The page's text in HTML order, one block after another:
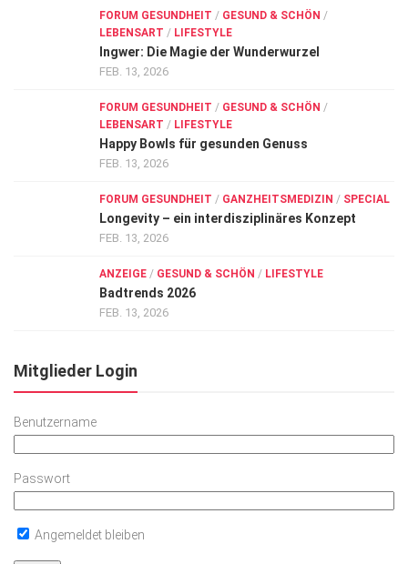
FORUM GESUNDHEIT / GESUND & SCHÖN /
LEBENSART / LIFESTYLE
Ingwer: Die Magie der Wunderwurzel
FEB. 13, 2026
FORUM GESUNDHEIT / GESUND & SCHÖN /
LEBENSART / LIFESTYLE
Happy Bowls für gesunden Genuss
FEB. 13, 2026
FORUM GESUNDHEIT / GANZHEITSMEDIZIN / SPECIAL
Longevity – ein interdisziplinäres Konzept
FEB. 13, 2026
ANZEIGE / GESUND & SCHÖN / LIFESTYLE
Badtrends 2026
FEB. 13, 2026
Mitglieder Login
Benutzername
Passwort
Angemeldet bleiben